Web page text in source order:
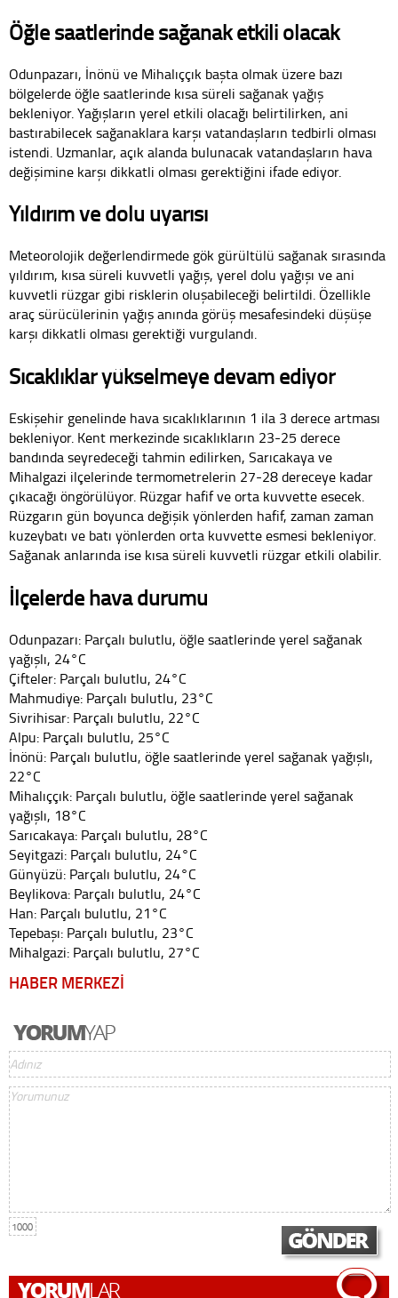
Öğle saatlerinde sağanak etkili olacak
Odunpazarı, İnönü ve Mihalıççık başta olmak üzere bazı
bölgelerde öğle saatlerinde kısa süreli sağanak yağış
bekleniyor. Yağışların yerel etkili olacağı belirtilirken, ani
bastırabilecek sağanaklara karşı vatandaşların tedbirli olması
istendi. Uzmanlar, açık alanda bulunacak vatandaşların hava
değişimine karşı dikkatli olması gerektiğini ifade ediyor.
Yıldırım ve dolu uyarısı
Meteorolojik değerlendirmede gök gürültülü sağanak sırasında
yıldırım, kısa süreli kuvvetli yağış, yerel dolu yağışı ve ani
kuvvetli rüzgar gibi risklerin oluşabileceği belirtildi. Özellikle
araç sürücülerinin yağış anında görüş mesafesindeki düşüşe
karşı dikkatli olması gerektiği vurgulandı.
Sıcaklıklar yükselmeye devam ediyor
Eskişehir genelinde hava sıcaklıklarının 1 ila 3 derece artması
bekleniyor. Kent merkezinde sıcaklıkların 23-25 derece
bandında seyredeceği tahmin edilirken, Sarıcakaya ve
Mihalgazi ilçelerinde termometrelerin 27-28 dereceye kadar
çıkacağı öngörülüyor. Rüzgar hafif ve orta kuvvette esecek.
Rüzgarın gün boyunca değişik yönlerden hafif, zaman zaman
kuzeybatı ve batı yönlerden orta kuvvette esmesi bekleniyor.
Sağanak anlarında ise kısa süreli kuvvetli rüzgar etkili olabilir.
İlçelerde hava durumu
Odunpazarı: Parçalı bulutlu, öğle saatlerinde yerel sağanak
yağışlı, 24°C
Çifteler: Parçalı bulutlu, 24°C
Mahmudiye: Parçalı bulutlu, 23°C
Sivrihisar: Parçalı bulutlu, 22°C
Alpu: Parçalı bulutlu, 25°C
İnönü: Parçalı bulutlu, öğle saatlerinde yerel sağanak yağışlı,
22°C
Mihalıççık: Parçalı bulutlu, öğle saatlerinde yerel sağanak
yağışlı, 18°C
Sarıcakaya: Parçalı bulutlu, 28°C
Seyitgazi: Parçalı bulutlu, 24°C
Günyüzü: Parçalı bulutlu, 24°C
Beylikova: Parçalı bulutlu, 24°C
Han: Parçalı bulutlu, 21°C
Tepebaşı: Parçalı bulutlu, 23°C
Mihalgazi: Parçalı bulutlu, 27°C
HABER MERKEZİ
1000